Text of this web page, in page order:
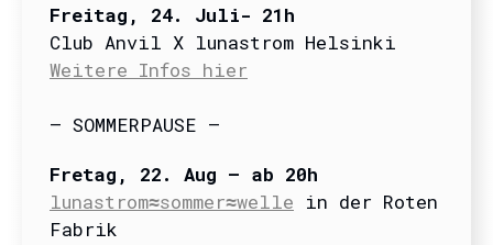
Freitag , 24. Juli- 21h
Club Anvil X lunastrom Helsinki
Weitere Infos hier
– SOMMERPAUSE –
Fretag, 22. Aug – ab 20h
lunastrom≈sommer≈welle in der Roten
Fabrik